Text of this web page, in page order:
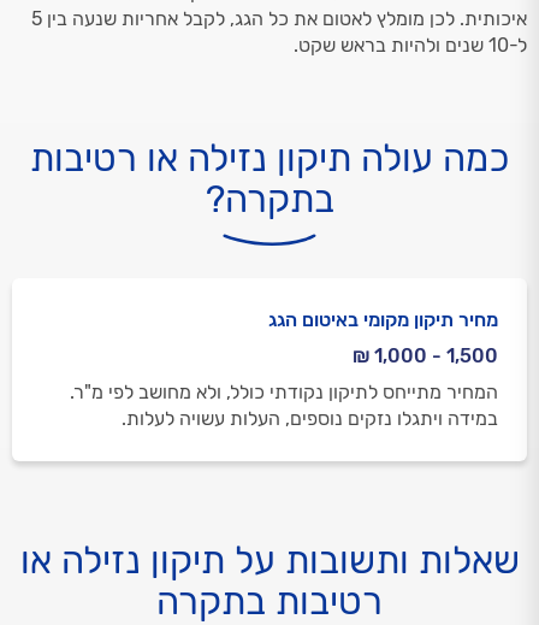
איכותית. לכן מומלץ לאטום את כל הגג, לקבל אחריות שנעה בין 5
ל-10 שנים ולהיות בראש שקט.
כמה עולה תיקון נזילה או רטיבות
בתקרה?
מחיר תיקון מקומי באיטום הגג
1,500 - 1,000 ₪
המחיר מתייחס לתיקון נקודתי כולל, ולא מחושב לפי מ"ר.
במידה ויתגלו נזקים נוספים, העלות עשויה לעלות.
שאלות ותשובות על תיקון נזילה או
רטיבות בתקרה